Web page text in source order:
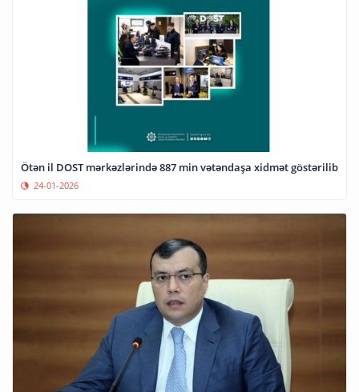
Ötən il DOST mərkəzlərində 887 min vətəndaşa xidmət göstərilib
24-01-2026